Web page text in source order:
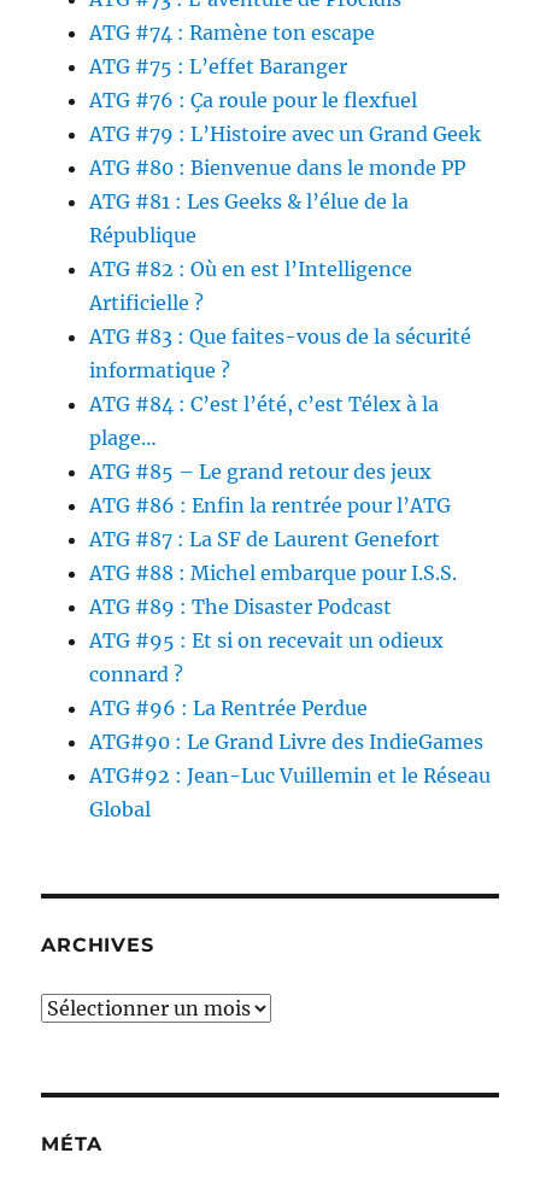
ATG #74 : Ramène ton escape
ATG #75 : L’effet Baranger
ATG #76 : Ça roule pour le flexfuel
ATG #79 : L’Histoire avec un Grand Geek
ATG #80 : Bienvenue dans le monde PP
ATG #81 : Les Geeks & l’élue de la
République
ATG #82 : Où en est l’Intelligence
Artificielle ?
ATG #83 : Que faites-vous de la sécurité
informatique ?
ATG #84 : C’est l’été, c’est Télex à la
plage…
ATG #85 – Le grand retour des jeux
ATG #86 : Enfin la rentrée pour l’ATG
ATG #87 : La SF de Laurent Genefort
ATG #88 : Michel embarque pour I.S.S.
ATG #89 : The Disaster Podcast
ATG #95 : Et si on recevait un odieux
connard ?
ATG #96 : La Rentrée Perdue
ATG#90 : Le Grand Livre des IndieGames
ATG#92 : Jean-Luc Vuillemin et le Réseau
Global
ARCHIVES
Archives
MÉTA